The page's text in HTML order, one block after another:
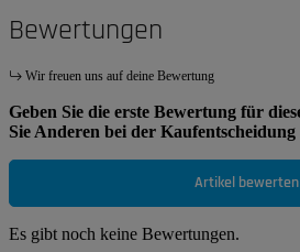
Bewertungen
Wir freuen uns auf deine Bewertung
Geben Sie die erste Bewertung für
Sie Anderen bei der Kaufentscheidung
Artikel bewerten
Es gibt noch keine Bewertungen.